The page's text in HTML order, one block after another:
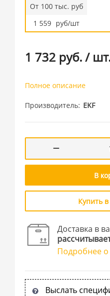
От 100 тыс. руб
1 559 руб/шт
1 732 руб./
Полное описание
Производитель EKF
В
Купить
Доставка в
Подробнее о
Выслать